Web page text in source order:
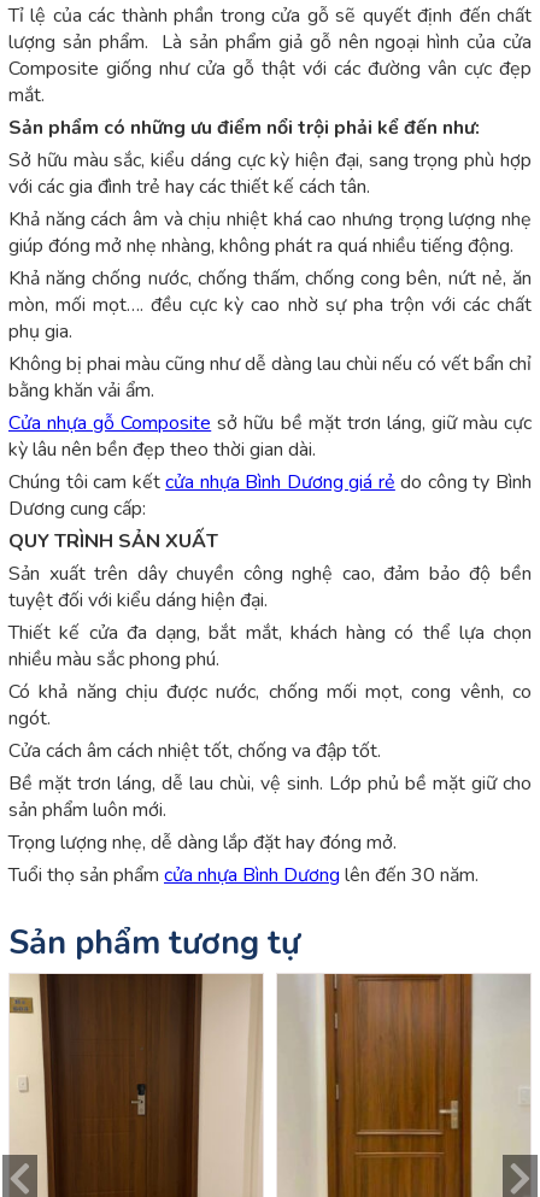
Tỉ lệ của các thành phần trong cửa gỗ sẽ quyết định đến chất
lượng sản phẩm. Là sản phẩm giả gỗ nên ngoại hình của cửa
Composite giống như cửa gỗ thật với các đường vân cực đẹp
mắt.
Sản phẩm có những ưu điểm nổi trội phải kể đến như:
Sở hữu màu sắc, kiểu dáng cực kỳ hiện đại, sang trọng phù hợp
với các gia đình trẻ hay các thiết kế cách tân.
Khả năng cách âm và chịu nhiệt khá cao nhưng trọng lượng nhẹ
giúp đóng mở nhẹ nhàng, không phát ra quá nhiều tiếng động.
Khả năng chống nước, chống thấm, chống cong bên, nứt nẻ, ăn
mòn, mối mọt…. đều cực kỳ cao nhờ sự pha trộn với các chất
phụ gia.
Không bị phai màu cũng như dễ dàng lau chùi nếu có vết bẩn chỉ
bằng khăn vải ẩm.
Cửa nhựa gỗ Composite sở hữu bề mặt trơn láng, giữ màu cực
kỳ lâu nên bền đẹp theo thời gian dài.
Chúng tôi cam kếtcửa nhựa Bình Dương giá rẻ do công ty Bình
Dương cung cấp:
QUY TRÌNH SẢN XUẤT
Sản xuất trên dây chuyền công nghệ cao, đảm bảo độ bền
tuyệt đối với kiểu dáng hiện đại.
Thiết kế cửa đa dạng, bắt mắt, khách hàng có thể lựa chọn
nhiều màu sắc phong phú.
Có khả năng chịu được nước, chống mối mọt, cong vênh, co
ngót.
Cửa cách âm cách nhiệt tốt, chống va đập tốt.
Bề mặt trơn láng, dễ lau chùi, vệ sinh. Lớp phủ bề mặt giữ cho
sản phẩm luôn mới.
Trọng lượng nhẹ, dễ dàng lắp đặt hay đóng mở.
Tuổi thọ sản phẩm cửa nhựa Bình Dương lên đến 30 năm.
Sản phẩm tương tự